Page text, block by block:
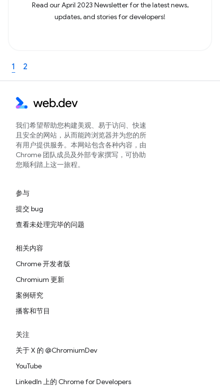
Read our April 2023 Newsletter for the latest news,
updates, and stories for developers!
1 2
我们希望帮助您构建美观、易于访问、快速
且安全的网站，从而能跨浏览器并为您的所
有用户提供服务。本网站包含各种内容，由
Chrome 团队成员及外部专家撰写，可协助
您顺利踏上这一旅程。
参与
提交 bug
查看未处理完毕的问题
相关内容
Chrome 开发者版
Chromium 更新
案例研究
播客和节目
关注
关于 X 的 @ChromiumDev
YouTube
LinkedIn 上的 Chrome for Developers